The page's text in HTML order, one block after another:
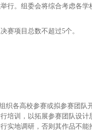
行。组委会将综合考虑各
赛项目总数不超过5个。
织各高校参赛或拟参赛团
培训，以拓展参赛团队设
实地调研，否则其作品不能